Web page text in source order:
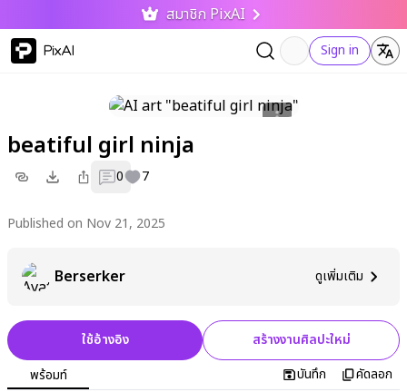
สมาชิก PixAI
PixAI Sign in
beatiful girl ninja
0 7
Published on Nov 21, 2025
Berserker ดูเพิ่มเติม
ใช้อ้างอิง
สร้างงานศิลปะใหม่
พร้อมท์
บันทึก คัดลอก